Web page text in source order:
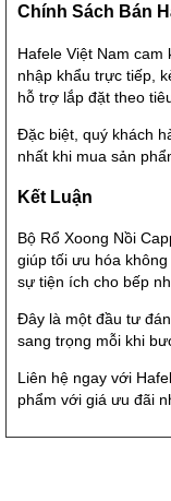
Chính Sách Bán
Hafele Việt Nam cam
nhập khẩu trực tiếp,
hỗ trợ lắp đặt theo
Đặc biệt, quý khách
nhất khi mua sản
Kết Luận
Bộ Rổ Xoong Nồi
giúp tối ưu hóa
sự tiện ích cho bếp
Đây là một đầu tư
sang trọng mỗi khi
Liên hệ ngay với
phẩm với giá ưu đãi